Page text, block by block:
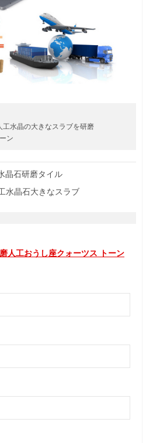
工水晶の大きなスラブを研磨
ン
晶石研磨タイル
水晶石大きなスラブ
人工おうし座クォーツス トーン